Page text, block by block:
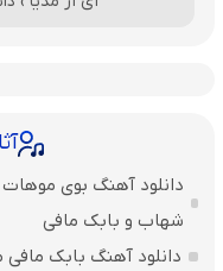
دانلود آهنگ بوی
شهاب و بابک مافی
دانلود آهنگ بابک مافی